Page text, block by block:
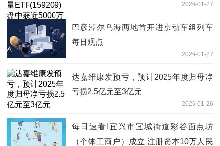
2026-01-27
巴彦淖尔乌海两地首开进京动车组列车
每日观点
2026-01-27
达嘉维康发预亏，预计2025年度归母净
亏损2.5亿元至3亿元
2026-01-26
每日速看!宜兴市宜城街道彩谷面点坊
（个体工商户）成立 注册资本10万人民